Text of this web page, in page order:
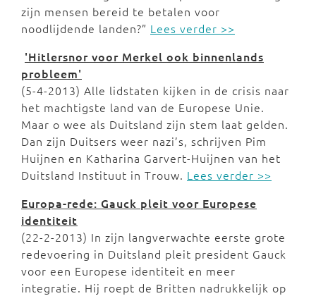
zijn mensen bereid te betalen voor
noodlijdende landen?” Lees verder >>
'Hitlersnor voor Merkel ook binnenlands
probleem'
(5-4-2013) Alle lidstaten kijken in de crisis naar
het machtigste land van de Europese Unie.
Maar o wee als Duitsland zijn stem laat gelden.
Dan zijn Duitsers weer nazi’s, schrijven Pim
Huijnen en Katharina Garvert-Huijnen van het
Duitsland Instituut in Trouw. Lees verder >>
Europa-rede: Gauck pleit voor Europese
identiteit
(22-2-2013) In zijn langverwachte eerste grote
redevoering in Duitsland pleit president Gauck
voor een Europese identiteit en meer
integratie. Hij roept de Britten nadrukkelijk op